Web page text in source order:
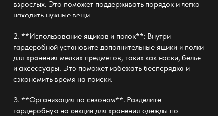
взрослых. Это поможет поддерживать порядок и легко
находить нужные вещи.
2. **Использование ящиков и полок**: Внутри
гардеробной установите дополнительные ящики и полки
для хранения мелких предметов, таких как носки, белье
и аксессуары. Это поможет избежать беспорядка и
сэкономить время на поиски.
3. **Организация по сезонам**: Разделите
гардеробную на секции для хранения одежды по